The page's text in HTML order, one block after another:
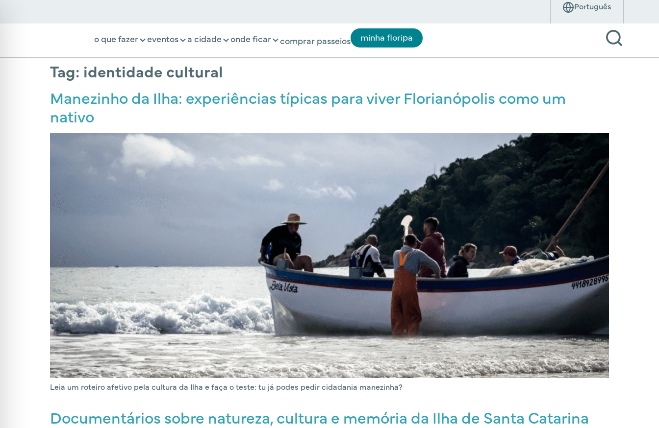
o que fazer eventos a cidade onde ficar comprar passeios minha floripa
Tag: identidade cultural
Manezinho da Ilha: experiências típicas para viver Florianópolis como um
nativo
Leia um roteiro afetivo pela cultura da Ilha e faça o teste: tu já podes pedir cidadania manezinha?
Documentários sobre natureza, cultura e memória da Ilha de Santa Catarina